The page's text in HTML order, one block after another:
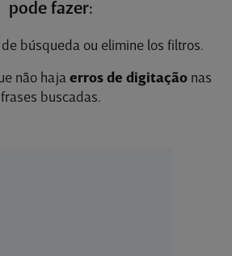
pode fazer:
de búsqueda ou elimine los filtros.
não haja erros de digitação nas
frases buscadas.